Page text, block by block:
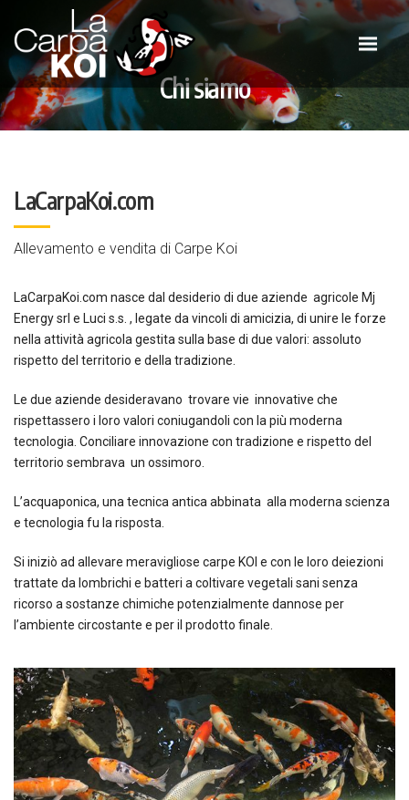
Chi siamo
LaCarpaKoi.com
Allevamento e vendita di Carpe Koi
LaCarpaKoi.com nasce dal desiderio di due aziende agricole Mj
Energy srl e Luci s.s. , legate da vincoli di amicizia, di unire le forze
nella attività agricola gestita sulla base di due valori: assoluto
rispetto del territorio e della tradizione.
Le due aziende desideravano trovare vie innovative che
rispettassero i loro valori coniugandoli con la più moderna
tecnologia. Conciliare innovazione con tradizione e rispetto del
territorio sembrava un ossimoro.
L’acquaponica, una tecnica antica abbinata alla moderna scienza
e tecnologia fu la risposta.
Si iniziò ad allevare meravigliose carpe KOI e con le loro deiezioni
trattate da lombrichi e batteri a coltivare vegetali sani senza
ricorso a sostanze chimiche potenzialmente dannose per
l’ambiente circostante e per il prodotto finale.